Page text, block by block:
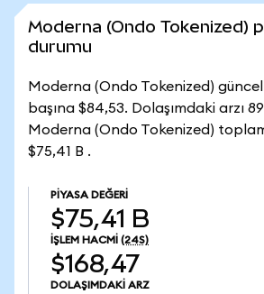
Moderna (Ondo Tokenized)
durumu
Moderna (Ondo Tokenized)
başına $84,53. Dolaşımdaki arzı
Moderna (Ondo Tokenized)
$75,41 B .
PIYASA DEĞERI
$75,41 B
İŞLEM HACMI (24S)
$168,47
DOLAŞIMDAKI ARZ